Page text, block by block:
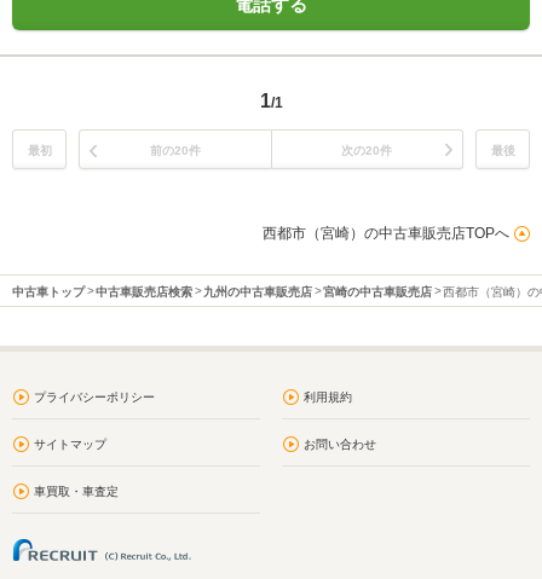
1/1
最初 前の20件 次の20件 最後
西都市（宮崎）の中古車販売店TOPへ
中古車トップ 中古車販売店検索 九州の中古車販売店 宮崎の中古車販売店 西都市（宮崎）
プライバシーポリシー 利用規約
サイトマップ お問い合わせ
車買取・車査定